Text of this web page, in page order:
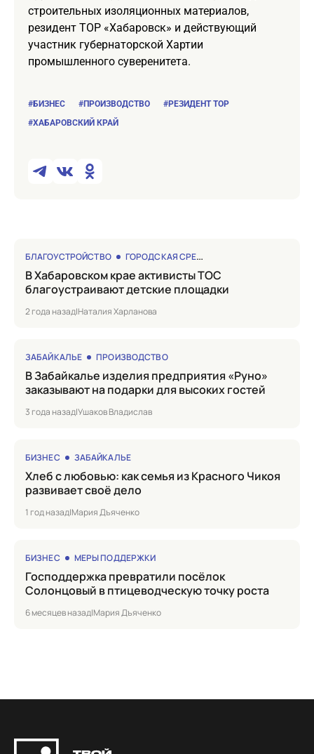
строительных изоляционных материалов,
резидент ТОР «Хабаровск» и действующий
участник губернаторской Хартии
промышленного суверенитета.
#БИЗНЕС #ПРОИЗВОДСТВО
#РЕЗИДЕНТ ТОР
#ХАБАРОВСКИЙ КРАЙ
БЛАГОУСТРОЙСТВО ГОРОДСКАЯ СРЕДА
в Хабаровском крае активисты ТОС
благоустраивают детские площадки
2 года назад|Наталия Харланова
ЗАБАЙКАЛЬЕ ПРОИЗВОДСТВО
в Забайкалье изделия предприятия «Руно»
заказывают на подарки для высоких гостей
3 года назад|Ушаков Владислав
БИЗНЕС ЗАБАЙКАЛЬЕ
Хлеб с любовью: как семья из Красного Чикоя
развивает своё дело
1 год назад|Мария Дъяченко
БИЗНЕС МЕРЫ ПОДДЕРЖКИ
Господдержка превратили посёлок
Солонцовый в птицеводческую точку роста
6 месяцев назад|Мария Дъяченко